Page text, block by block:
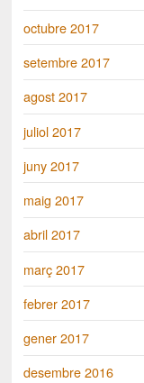
octubre 2017
setembre 2017
agost 2017
juliol 2017
juny 2017
maig 2017
abril 2017
març 2017
febrer 2017
gener 2017
desembre 2016